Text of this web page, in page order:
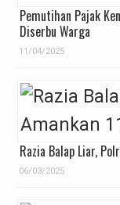
Pemutihan Pajak
Diserbu Warga
11/04/2025
Razia Balap Liar,
06/03/2025